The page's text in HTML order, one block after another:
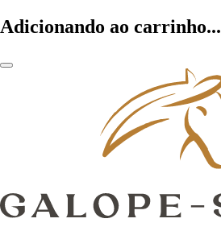
Adicionando ao carrinho...